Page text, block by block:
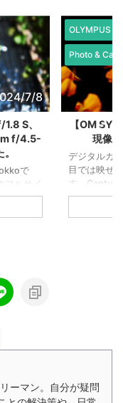
7/8
S、
f/4.5-
で
フルサイ
デビ
しま
ばっか
いは
トではや
ドで望
でい ...
OLYMPUS /
Photo &
【OM
現像
デジタルカ
目では映せ
す。
ったRAWデ
ーマン。自分が疑問